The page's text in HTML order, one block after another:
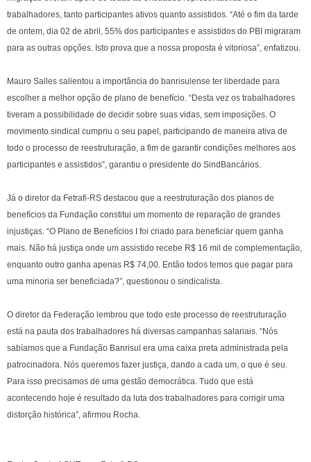
trabalhadores, tanto participantes ativos quanto assistidos. “Até o fim da tarde
de ontem, dia 02 de abril, 55% dos participantes e assistidos do PBI migraram
para as outras opções. Isto prova que a nossa proposta é vitoriosa”, enfatizou.
Mauro Salles salientou a importância do banrisulense ter liberdade para
escolher a melhor opção de plano de benefício. “Desta vez os trabalhadores
tiveram a possibilidade de decidir sobre suas vidas, sem imposições. O
movimento sindical cumpriu o seu papel, participando de maneira ativa de
todo o processo de reestruturação, a fim de garantir condições melhores aos
participantes e assistidos”, garantiu o presidente do SindBancários.
Já o diretor da Fetrafi-RS destacou que a reestruturação dos planos de
benefícios da Fundação constitui um momento de reparação de grandes
injustiças. “O Plano de Benefícios I foi criado para beneficiar quem ganha
mais. Não há justiça onde um assistido recebe R$ 16 mil de complementação,
enquanto outro ganha apenas R$ 74,00. Então todos temos que pagar para
uma minoria ser beneficiada?”, questionou o sindicalista.
O diretor da Federação lembrou que todo este processo de reestruturação
está na pauta dos trabalhadores há diversas campanhas salariais. “Nós
sabíamos que a Fundação Banrisul era uma caixa preta administrada pela
patrocinadora. Nós queremos fazer justiça, dando a cada um, o que é seu.
Para isso precisamos de uma gestão democrática. Tudo que está
acontecendo hoje é resultado da luta dos trabalhadores para corrigir uma
distorção histórica”, afirmou Rocha.